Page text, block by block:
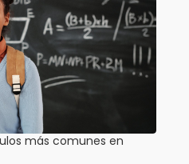
más comunes en